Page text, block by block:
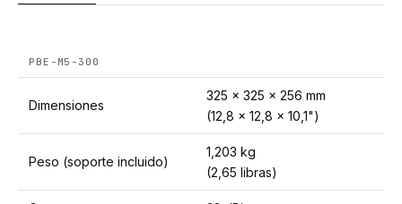
PBE-M5-300
Dimensiones
325 x 325 x 256 mm
(12,8 x 12,8 x 10,1")
Peso (soporte incluido)
1,203 kg
(2,65 libras)